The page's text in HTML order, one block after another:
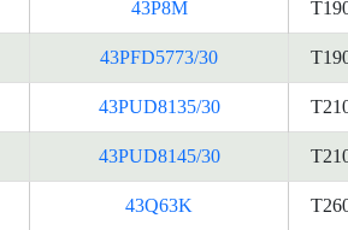
43P8M
43PFD5773/30
43PUD8135/30
43PUD8145/30
43Q63K